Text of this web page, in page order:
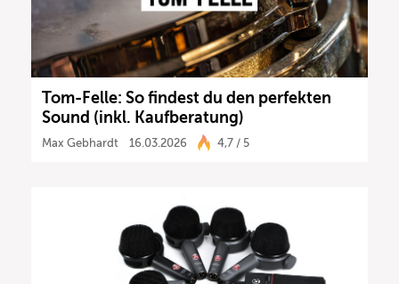
Tom-Felle: So findest du den perfekten
Sound (inkl. Kaufberatung)
Max Gebhardt 16.03.2026 4,7 / 5